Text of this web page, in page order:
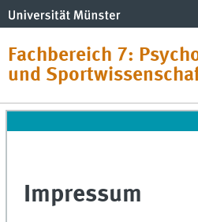
Fachbereich 7:
und
Impressum